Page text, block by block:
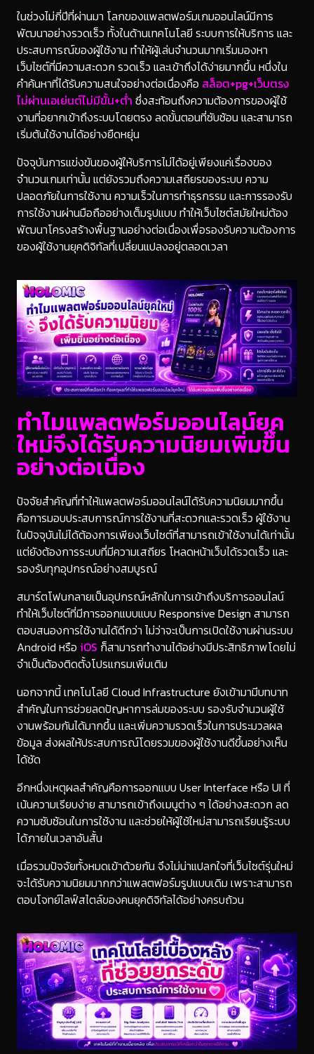
ในช่วงไม่กี่ปีที่ผ่านมา โลกของแพลตฟอร์มเกมออนไลน์มีการ
พัฒนาอย่างรวดเร็ว ทั้งในด้านเทคโนโลยี ระบบการให้บริการ และ
ประสบการณ์ของผู้ใช้งาน ทำให้ผู้เล่นจำนวนมากเริ่มมองหา
เว็บไซต์ที่มีความสะดวก รวดเร็ว และเข้าถึงได้ง่ายมากขึ้น หนึ่งใน
คำค้นหาที่ได้รับความสนใจอย่างต่อเนื่องคือ สล็อต+pg+เว็บตรง
ไม่ผ่านเอเย่นต์ไม่มีขั้น+ต่ํา ซึ่งสะท้อนถึงความต้องการของผู้ใช้
งานที่อยากเข้าถึงระบบโดยตรง ลดขั้นตอนที่ซับซ้อน และสามารถ
เริ่มต้นใช้งานได้อย่างยืดหยุ่น
ปัจจุบันการแข่งขันของผู้ให้บริการไม่ได้อยู่เพียงแค่เรื่องของ
จำนวนเกมเท่านั้น แต่ยังรวมถึงความเสถียรของระบบ ความ
ปลอดภัยในการใช้งาน ความเร็วในการทำธุรกรรม และการรองรับ
การใช้งานผ่านมือถืออย่างเต็มรูปแบบ ทำให้เว็บไซต์สมัยใหม่ต้อง
พัฒนาโครงสร้างพื้นฐานอย่างต่อเนื่องเพื่อรองรับความต้องการ
ของผู้ใช้งานยุคดิจิทัลที่เปลี่ยนแปลงอยู่ตลอดเวลา
ทำไมแพลตฟอร์มออนไลน์ยุค
ใหม่จึงได้รับความนิยมเพิ่มขึ้น
อย่างต่อเนื่อง
ปัจจัยสำคัญที่ทำให้แพลตฟอร์มออนไลน์ได้รับความนิยมมากขึ้น
คือการมอบประสบการณ์การใช้งานที่สะดวกและรวดเร็ว ผู้ใช้งาน
ในปัจจุบันไม่ได้ต้องการเพียงเว็บไซต์ที่สามารถเข้าใช้งานได้เท่านั้น
แต่ยังต้องการระบบที่มีความเสถียร โหลดหน้าเว็บได้รวดเร็ว และ
รองรับทุกอุปกรณ์อย่างสมบูรณ์
สมาร์ตโฟนกลายเป็นอุปกรณ์หลักในการเข้าถึงบริการออนไลน์
ทำให้เว็บไซต์ที่มีการออกแบบแบบ Responsive Design สามารถ
ตอบสนองการใช้งานได้ดีกว่า ไม่ว่าจะเป็นการเปิดใช้งานผ่านระบบ
Android หรือ iOS ก็สามารถทำงานได้อย่างมีประสิทธิภาพโดยไม่
จำเป็นต้องติดตั้งโปรแกรมเพิ่มเติม
นอกจากนี้ เทคโนโลยี Cloud Infrastructure ยังเข้ามามีบทบาท
สำคัญในการช่วยลดปัญหาการล่มของระบบ รองรับจำนวนผู้ใช้
งานพร้อมกันได้มากขึ้น และเพิ่มความรวดเร็วในการประมวลผล
ข้อมูล ส่งผลให้ประสบการณ์โดยรวมของผู้ใช้งานดีขึ้นอย่างเห็น
ได้ชัด
อีกหนึ่งเหตุผลสำคัญคือการออกแบบ User Interface หรือ UI ที่
เน้นความเรียบง่าย สามารถเข้าถึงเมนูต่าง ๆ ได้อย่างสะดวก ลด
ความซับซ้อนในการใช้งาน และช่วยให้ผู้ใช้ใหม่สามารถเรียนรู้ระบบ
ได้ภายในเวลาอันสั้น
เมื่อรวมปัจจัยทั้งหมดเข้าด้วยกัน จึงไม่น่าแปลกใจที่เว็บไซต์รุ่นใหม่
จะได้รับความนิยมมากกว่าแพลตฟอร์มรูปแบบเดิม เพราะสามารถ
ตอบโจทย์ไลฟ์สไตล์ของคนยุคดิจิทัลได้อย่างครบถ้วน